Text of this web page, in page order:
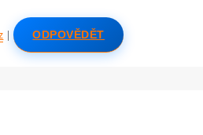
| ODPOVĚDĚT